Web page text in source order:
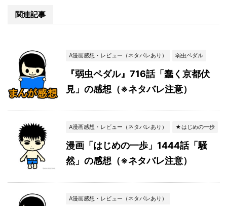
関連記事
A漫画感想・レビュー（ネタバレあり） 弱虫ペダル
『弱虫ペダル』716話「蠢く京都伏
見」の感想（※ネタバレ注意）
A漫画感想・レビュー（ネタバレあり） ★はじめの一歩
漫画「はじめの一歩」1444話「騒
然」の感想（※ネタバレ注意）
A漫画感想・レビュー（ネタバレあり）